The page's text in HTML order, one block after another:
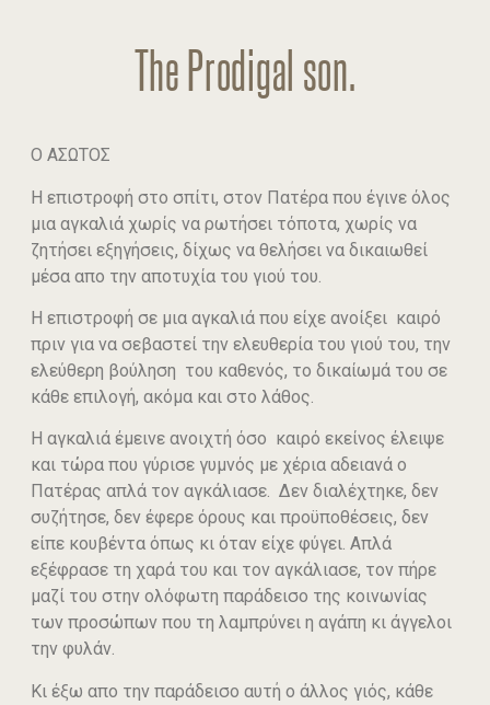
The Prodigal son.
Ο ΑΣΩΤΟΣ
Η επιστροφή στο σπίτι, στον Πατέρα που έγινε όλος
μια αγκαλιά χωρίς να ρωτήσει τόποτα, χωρίς να
ζητήσει εξηγήσεις, δίχως να θελήσει να δικαιωθεί
μέσα απο την αποτυχία του γιού του.
Η επιστροφή σε μια αγκαλιά που είχε ανοίξει καιρό
πριν για να σεβαστεί την ελευθερία του γιού του, την
ελεύθερη βούληση του καθενός, το δικαίωμά του σε
κάθε επιλογή, ακόμα και στο λάθος.
Η αγκαλιά έμεινε ανοιχτή όσο καιρό εκείνος έλειψε
και τώρα που γύρισε γυμνός με χέρια αδειανά ο
Πατέρας απλά τον αγκάλιασε. Δεν διαλέχτηκε, δεν
συζήτησε, δεν έφερε όρους και προϋποθέσεις, δεν
είπε κουβέντα όπως κι όταν είχε φύγει. Απλά
εξέφρασε τη χαρά του και τον αγκάλιασε, τον πήρε
μαζί του στην ολόφωτη παράδεισο της κοινωνίας
των προσώπων που τη λαμπρύνει η αγάπη κι άγγελοι
την φυλάν.
Κι έξω απο την παράδεισο αυτή ο άλλος γιός, κάθε